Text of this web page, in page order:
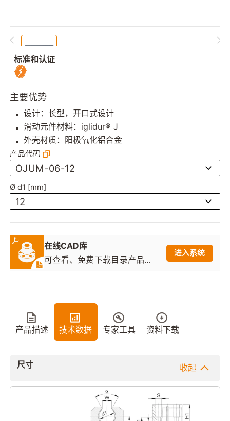
标准和认证
主要优势
设计：长型，开口式设计
滑动元件材料：iglidur® J
外壳材质：阳极氧化铝合金
产品代码
OJUM-06-12
Ø d1 [mm]
12
在线CAD库
可查看、免费下载目录产品的2
进入系统
产品描述 技术数据 专家工具 资料下载
尺寸 收起